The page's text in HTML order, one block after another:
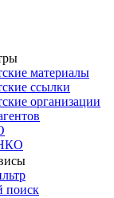
материалы
ссылки
организации
поиск